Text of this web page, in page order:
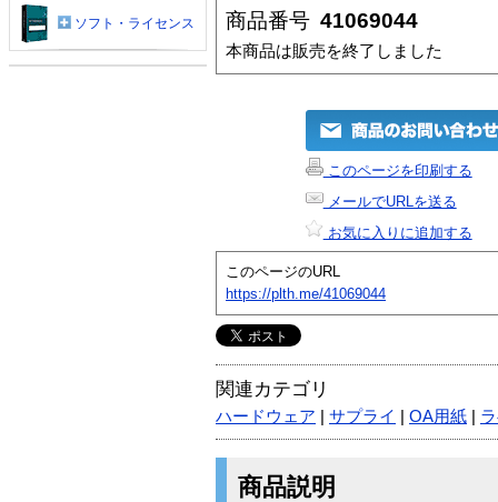
商品番号 41069044
本商品は販売を終了しました
このページを印刷する
メールでURLを送る
お気に入りに追加する
このページのURL
https://plth.me/41069044
関連カテゴリ
ハードウェア サプライ OA用紙
商品説明
ソフト・ライセンス